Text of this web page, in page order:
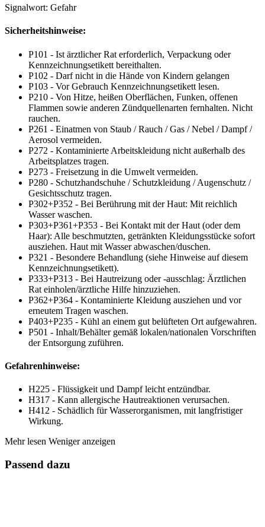
Signalwort: Gefahr
Sicherheitshinweise:
P101 - Ist ärztlicher Rat erforderlich, Verpackung oder
Kennzeichnungsetikett bereithalten.
P102 - Darf nicht in die Hände von Kindern gelangen
P103 - Vor Gebrauch Kennzeichnungsetikett lesen.
P210 - Von Hitze, heißen Oberflächen, Funken, offenen
Flammen sowie anderen Zündquellenarten fernhalten. Nicht
rauchen.
P261 - Einatmen von Staub / Rauch / Gas / Nebel / Dampf /
Aerosol vermeiden.
P272 - Kontaminierte Arbeitskleidung nicht außerhalb des
Arbeitsplatzes tragen.
P273 - Freisetzung in die Umwelt vermeiden.
P280 - Schutzhandschuhe / Schutzkleidung / Augenschutz /
Gesichtsschutz tragen.
P302+P352 - Bei Berührung mit der Haut: Mit reichlich
Wasser waschen.
P303+P361+P353 - Bei Kontakt mit der Haut (oder dem
Haar): Alle beschmutzten, getränkten Kleidungsstücke sofort
ausziehen. Haut mit Wasser abwaschen/duschen.
P321 - Besondere Behandlung (siehe Hinweise auf diesem
Kennzeichnungsetikett).
P333+P313 - Bei Hautreizung oder -ausschlag: Ärztlichen
Rat einholen/ärztliche Hilfe hinzuziehen.
P362+P364 - Kontaminierte Kleidung ausziehen und vor
erneutem Tragen waschen.
P403+P235 - Kühl an einem gut belüfteten Ort aufgewahren.
P501 - Inhalt/Behälter gemäß lokalen/nationalen Vorschriften
der Entsorgung zuführen.
Gefahrenhinweise:
H225 - Flüssigkeit und Dampf leicht entzündbar.
H317 - Kann allergische Hautreaktionen verursachen.
H412 - Schädlich für Wasserorganismen, mit langfristiger
Wirkung.
Mehr lesen Weniger anzeigen
Passend dazu